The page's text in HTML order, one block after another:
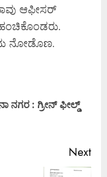
ಆಫೀಸರ್
ನೋಡೊಣ.
ನಗರ : ಗ್ರೀನ್ ಫೀಲ್ಡ್
Next